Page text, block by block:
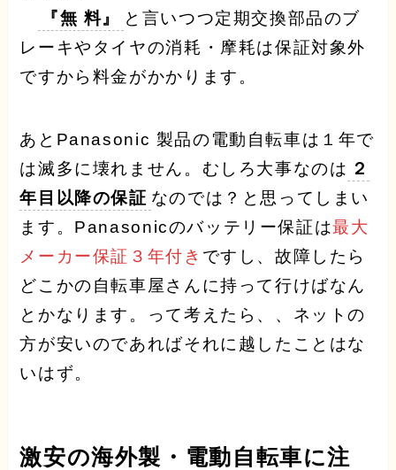
『無 料』
と言いつつ定期交換部品のブ
レーキやタイヤの消耗・摩耗は保証対象外
ですから料金がかかります。
あとPanasonic 製品の電動自転車は１年で
は滅多に壊れません。むしろ大事なのは ２
年目以降の保証 なのでは？と思ってしまい
ます。Panasonicのバッテリー保証は最大
メーカー保証３年付き ですし、故障したら
どこかの自転車屋さんに持って行けばなん
とかなります。って考えたら、、ネットの
方が安いのであればそれに越したことはな
いはず。
激安の海外製・電動自転車に注